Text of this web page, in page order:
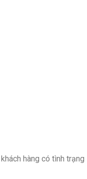
hàng có tình